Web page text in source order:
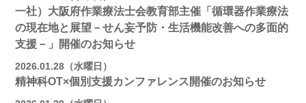
一社）大阪府作業療法士会教育部主催「循環器作業療法
の現在地と展望－せん妄予防・生活機能改善への多面的
支援－」開催のお知らせ
2026.01.28（水曜日）
精神科OT×個別支援カンファレンス開催のお知らせ